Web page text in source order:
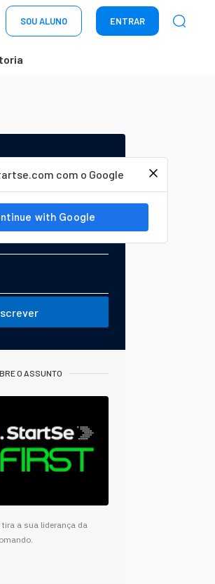
SOU ALUNO ENTRAR
com o Google
do AGORA!
O ASSUNTO
a sua liderança da